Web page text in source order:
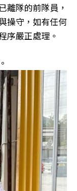
離隊的前隊員，
操守，如有任何
序嚴正處理。